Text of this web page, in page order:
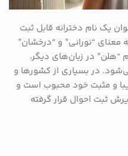
یک نام دخترانه قابل ثبت
معنای “نورانی” و “درخشان”
در زبان‌های دیگر،
در بسیاری از کشورها و
و مثبت خود محبوب است و
ثبت احوال قرار گرفته